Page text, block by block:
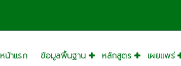
หน้าแรก ข้อมูลพื้นฐาน หลักสูตร เผยแพร่